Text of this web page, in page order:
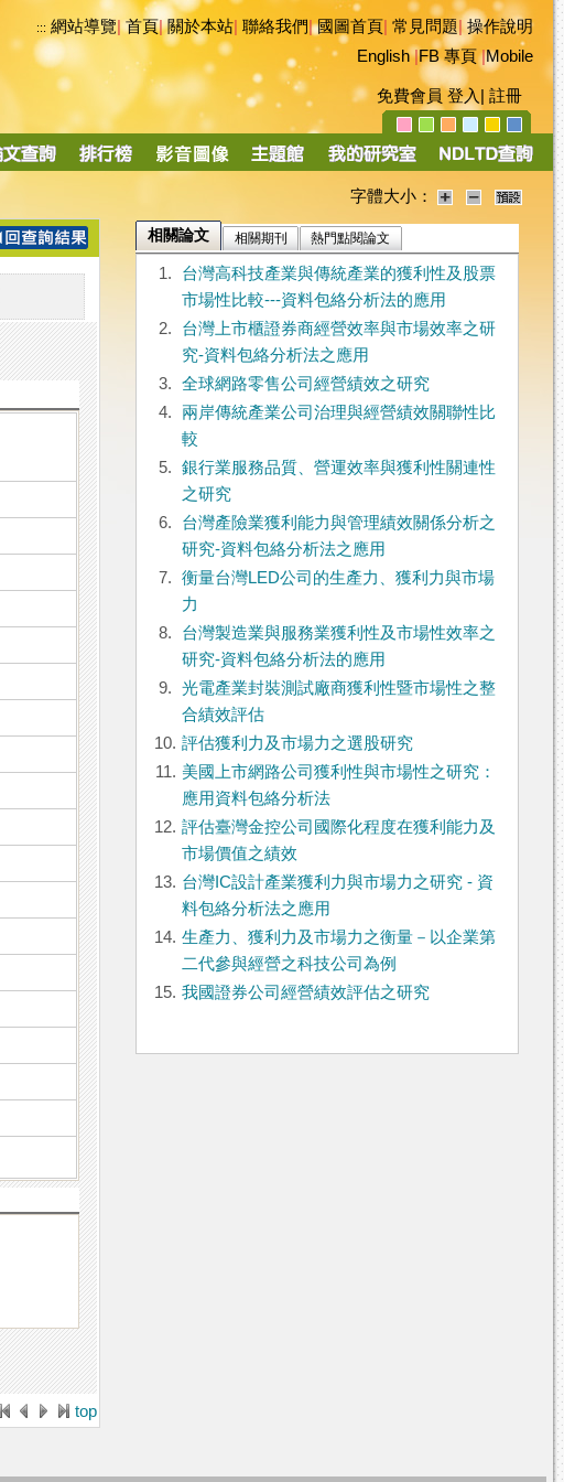
::: 網站導覽|首頁|關於本站 聯絡我們|國圖首頁 常見問題|操作說明
English|FB 專頁|Mobile
免費會員 登入 註冊
字體大小：
top
相關論文 相關期刊 熱門點閱論文
1.
台灣高科技產業與傳統產業的獲利性及股票
市場性比較---資料包絡分析法的應用
2.
台灣上市櫃證券商經營效率與市場效率之研
究-資料包絡分析法之應用
3.
全球網路零售公司經營績效之研究
4.
兩岸傳統產業公司治理與經營績效關聯性比
較
5.
銀行業服務品質、營運效率與獲利性關連性
之研究
6.
台灣產險業獲利能力與管理績效關係分析之
研究-資料包絡分析法之應用
7.
衡量台灣LED公司的生產力、獲利力與市場
力
8.
台灣製造業與服務業獲利性及市場性效率之
研究-資料包絡分析法的應用
9.
光電產業封裝測試廠商獲利性暨市場性之整
合績效評估
10. 評估獲利力及市場力之選股研究
11. 美國上市網路公司獲利性與市場性之研究：
應用資料包絡分析法
12. 評估臺灣金控公司國際化程度在獲利能力及
市場價值之績效
13. 台灣IC設計產業獲利力與市場力之研究 - 資
料包絡分析法之應用
14. 生產力、獲利力及市場力之衡量－以企業第
二代參與經營之科技公司為例
15. 我國證券公司經營績效評估之研究